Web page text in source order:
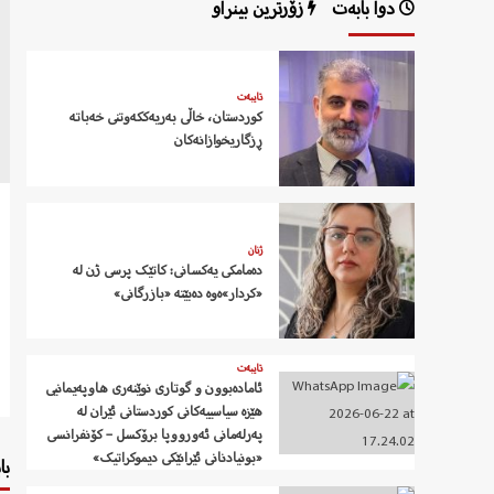
دوا بابەت زۆرترین بینراو
تایبەت
کوردستان، خاڵی بەریەککەوتنی خەباتە
ڕزگاریخوازانەکان
ژنان
دەمامکی یەکسانی: کاتێک پرسی ژن لە
«کردار»ەوە دەبێتە «بازرگانی»
تایبەت
ئامادەبوون و گوتاری نوێنەری هاوپەیمانیی
هێزە سیاسییەکانی کوردستانی ئێران لە
پەرلەمانی ئەورووپا برۆکسل – کۆنفرانسی
«بونیادنانی ئێرانێکی دیموکراتیک»